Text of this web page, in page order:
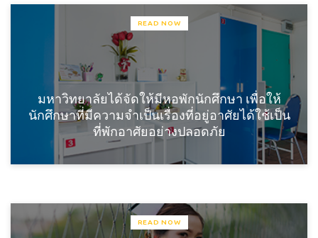
READ NOW
มหาวิทยาลัยได้จัดให้มีหอพักนักศึกษา เพื่อให้
นักศึกษาที่มีความจำเป็นเรื่องที่อยู่อาศัยได้ใช้เป็น
ที่พักอาศัยอย่างปลอดภัย
READ NOW